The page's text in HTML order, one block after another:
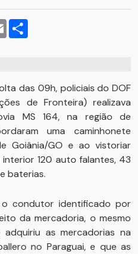
Email
das 09h, policiais do DOF
de Fronteira) realizava
MS 164, na região de
uma caminhonete
Goiânia/GO e ao vistoriar
120 auto falantes, 43
baterias.
condutor identificado por
da mercadoria, o mesmo
as mercadorias na
no Paraguai, e que as